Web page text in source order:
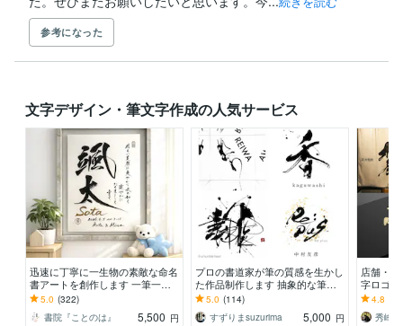
参考になった
文字デザイン・筆文字作成の人気サービス
迅速に丁寧に一生物の素敵な命名
書アートを創作します 一筆一筆
に心を込めた手書き毛筆の魅力を
お子様のお誕生の記念に
5.0 (322)
書院『ことのは』
5,500 円
プロの書道家が筆の質感を生かし
た作品制作します 抽象的な筆文
字から多様な書体に対応します。
墨絵ご希望の方も。
5.0 (114)
すずりまsuzurima
5,000 円
店舗・
字ロゴ
簾・商
対応〜
4.8